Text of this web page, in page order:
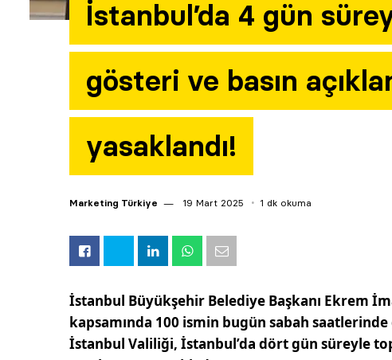
İstanbul’da 4 gün
gösteri ve basın
yasaklandı!
Marketing Türkiye 19 Mart 2025 1 dk okuma
İstanbul Büyükşehir Belediye Başkanı Ekrem
kapsamında 100 ismin bugün sabah saatlerinde
İstanbul Valiliği, İstanbul’da dört gün süreyle